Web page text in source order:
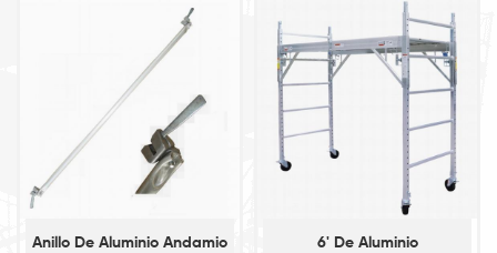
Anillo De Aluminio Andamio
6' De Aluminio